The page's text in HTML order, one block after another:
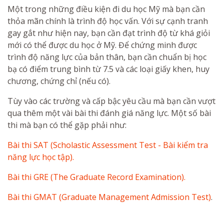
Một trong những điều kiện đi du học Mỹ mà bạn cần
thỏa mãn chính là trình độ học vấn. Với sự cạnh tranh
gay gắt như hiện nay, bạn cần đạt trình độ từ khá giỏi
mới có thể được du học ở Mỹ. Để chứng minh được
trình độ năng lực của bản thân, bạn cần chuẩn bị học
bạ có điểm trung bình từ 7.5 và các loại giấy khen, huy
chương, chứng chỉ (nếu có).
Tùy vào các trường và cấp bậc yêu cầu mà bạn cần vượt
qua thêm một vài bài thi đánh giá năng lực. Một số bài
thi mà bạn có thể gặp phải như:
Bài thi SAT (Scholastic Assessment Test - Bài kiểm tra
năng lực học tập).
Bài thi GRE (The Graduate Record Examination).
Bài thi GMAT (Graduate Management Admission Test).